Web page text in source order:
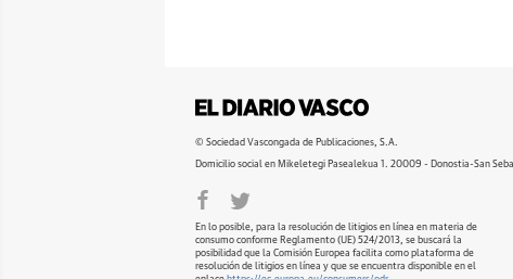
© Sociedad Vascongada de Publicaciones, S.A.
Domicilio social en Mikeletegi Pasealekua 1. 20009 - Donostia-San
En lo posible, para la resolución de litigios en línea en materia de
consumo conforme Reglamento (UE) 524/2013, se buscará la
posibilidad que la Comisión Europea facilita como plataforma de
resolución de litigios en línea y que se encuentra disponible en el